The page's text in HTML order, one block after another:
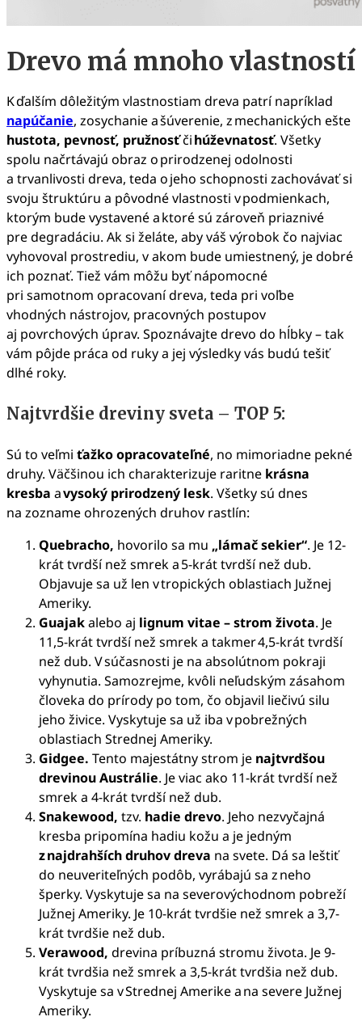
Drevo má mnoho vlastností
K ďalším dôležitým vlastnostiam dreva patrí napríklad
napúčanie, zosychanie a šúverenie, z mechanických ešte
hustota, pevnosť, pružnosťčihúževnatosť. Všetky
spolu načrtávajú obraz o prirodzenej odolnosti
a trvanlivosti dreva, teda o jeho schopnosti zachovávať si
svoju štruktúru a pôvodné vlastnosti v podmienkach,
ktorým bude vystavené a ktoré sú zároveň priaznivé
pre degradáciu. Ak si želáte, aby váš výrobok čo najviac
vyhovoval prostrediu, v akom bude umiestnený, je dobré
ich poznať. Tiež vám môžu byť nápomocné
pri samotnom opracovaní dreva, teda pri voľbe
vhodných nástrojov, pracovných postupov
aj povrchových úprav. Spoznávajte drevo do hĺbky – tak
vám pôjde práca od ruky a jej výsledky vás budú tešiť
dlhé roky.
Najtvrdšie dreviny sveta – TOP 5:
Sú to veľmi ťažko opracovateľné, no mimoriadne pekné
druhy. Väčšinou ich charakterizuje raritne krásna
kresba avysoký prirodzený lesk. Všetky sú dnes
na zozname ohrozených druhov rastlín:
Quebracho, hovorilo sa mu „lámač sekier“. Je 12-
krát tvrdší než smrek a 5-krát tvrdší než dub.
Objavuje sa už len v tropických oblastiach Južnej
Ameriky.
Guajakalebo aj lignum vitae – strom života. Je
11,5-krát tvrdší než smrek a takmer 4,5-krát tvrdší
než dub. V súčasnosti je na absolútnom pokraji
vyhynutia. Samozrejme, kvôli neľudským zásahom
človeka do prírody po tom, čo objavil liečivú silu
jeho živice. Vyskytuje sa už iba v pobrežných
oblastiach Strednej Ameriky.
Gidgee. Tento majestátny strom je najtvrdšou
drevinou Austrálie. Je viac ako 11-krát tvrdší než
smrek a 4-krát tvrdší než dub.
Snakewood, tzv. hadie drevo. Jeho nezvyčajná
kresba pripomína hadiu kožu a je jedným
z najdrahších druhov dreva na svete. Dá sa leštiť
do neuveriteľných podôb, vyrábajú sa z neho
šperky. Vyskytuje sa na severovýchodnom pobreží
Južnej Ameriky. Je 10-krát tvrdšie než smrek a 3,7-
krát tvrdšie než dub.
Verawood, drevina príbuzná stromu života. Je 9-
krát tvrdšia než smrek a 3,5-krát tvrdšia než dub.
Vyskytuje sa v Strednej Amerike a na severe Južnej
Ameriky.